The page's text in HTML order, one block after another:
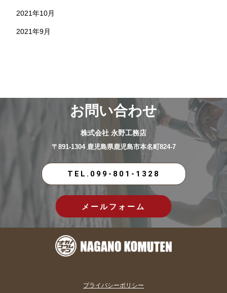
2021年10月
2021年9月
お問い合わせ
株式会社 永野工務店
〒891-1304 鹿児島県鹿児島市本名町824-7
TEL.099-801-1328
メールフォーム
プライバシーポリシー